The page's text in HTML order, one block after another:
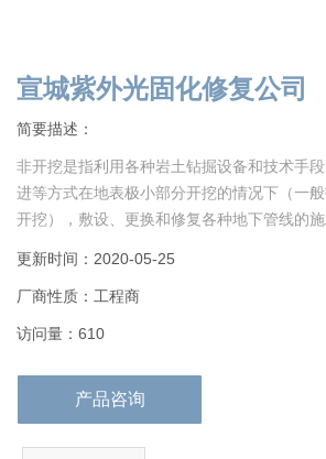
宣城紫外光固化修复公司
简要描述：
非开挖是指利用各种岩土钻掘设备和技术手
进等方式在地表极小部分开挖的情况下（一
开挖），敷设、更换和修复各种地下管线的
活和工作秩序，解决了传统开挖施工对居民生
环境，周边建筑物基础的破坏和不良影响，因
济效果。赣瑞市政工程有限公司位于英雄城市
更新时间：2020-05-25
厂商性质：工程商
访问量：610
产品咨询